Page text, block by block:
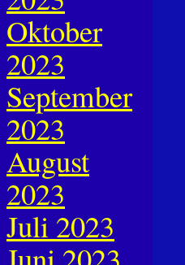
Oktober
2023
September
2023
August
2023
Juli 2023